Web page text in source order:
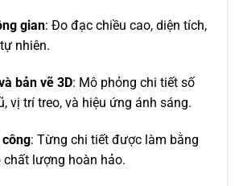
gian: Đo đạc chiều cao, diện tích,
nhiên.
bản vẽ 3D: Mô phỏng chi tiết số
vị trí treo, và hiệu ứng ánh sáng.
: Từng chi tiết được làm bằng
chất lượng hoàn hảo.